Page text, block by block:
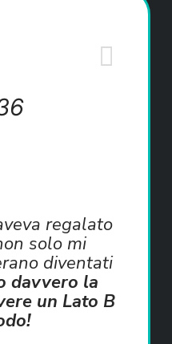
regalato
solo mi
diventati
davvero la
un Lato B